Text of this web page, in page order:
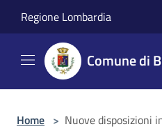
Regione Lombardia
Comune di
Home > Nuove disposizioni